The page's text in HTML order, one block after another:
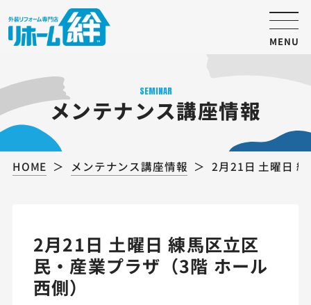
MENU
SEMINAR
メンテナンス講座情報
HOME メンテナンス講座情報 2月21日 土曜日
2月21日 土曜日 練馬区立区
民・産業プラザ（3階 ホール
西側）